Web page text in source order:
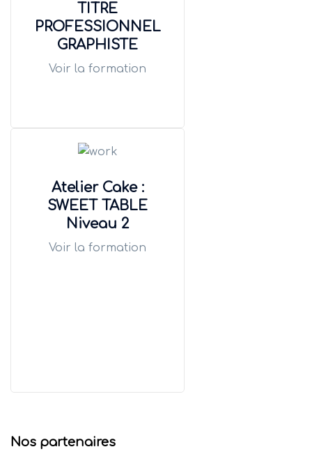
TITRE
PROFESSIONNEL
GRAPHISTE
Voir la formation
Atelier Cake :
SWEET TABLE
Niveau 2
Voir la formation
Nos partenaires